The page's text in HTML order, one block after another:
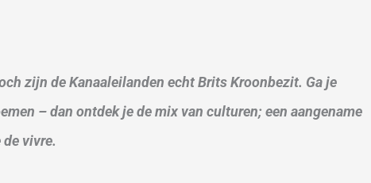
zijn de Kanaaleilanden echt Brits Kroonbezit. Ga je
– dan ontdek je de mix van culturen; een aangename
vivre.